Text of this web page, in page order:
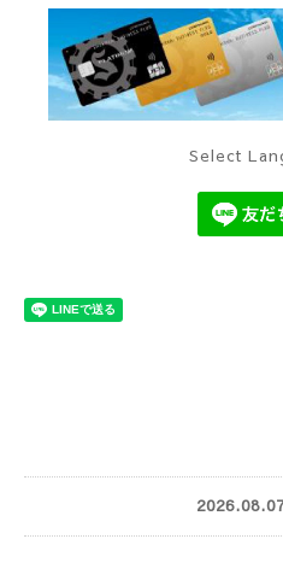
Select